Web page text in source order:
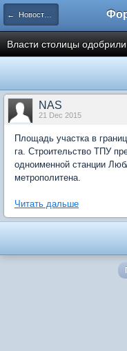
← Новости рынка недвижимости
Власти столицы
NAS
21 Dec 2015
Площадь участка в
га. Строительство ТПУ
одноименной станции
метрополитена.
Читать дальше